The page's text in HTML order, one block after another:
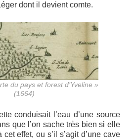
dont il devient comte.
du pays et forest d’Yveline »
(1664)
conduisait l’eau d’une source
que l’on sache très bien si elle
effet, ou s’il s’agit d’une cave